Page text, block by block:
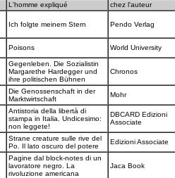
L'homme expliqué chez l'auteur
Ich folgte meinem Stern Pendo Verlag
Poisons World University
Gegenleben. Die Sozialistin
Margarethe Hardegger und
ihre politischen Bühnen
Chronos
Die Genossenschaft in der
Marktwirtschaft
Mohr
Antistoria della libertà di
stampa in Italia. Undicesimo:
non leggete!
DBCARD Edizioni
Associate
Strane creature sulle rive del
Po. Il lato oscuro del potere
Edizioni Associate
Pagine dal block-notes di un
lavoratore negro. La
rivoluzione americana
Jaca Book